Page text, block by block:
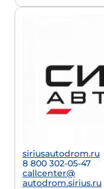
siriusautodrom.ru
8 800 302-05-47
callcenter@
autodrom.sirius.ru